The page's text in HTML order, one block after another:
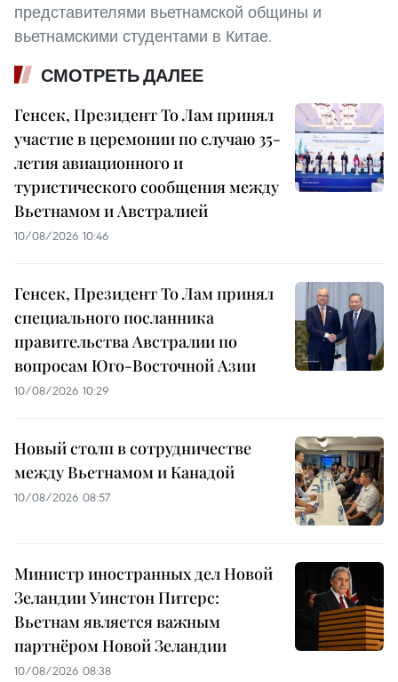
представителями вьетнамской общины и
вьетнамскими студентами в Китае.
СМОТРЕТЬ ДАЛЕЕ
Генсек, Президент То Лам принял
участие в церемонии по случаю 35-
летия авиационного и
туристического сообщения между
Вьетнамом и Австралией
10/08/2026 10:46
Генсек, Президент То Лам принял
специального посланника
правительства Австралии по
вопросам Юго-Восточной Азии
10/08/2026 10:29
Новый столп в сотрудничестве
между Вьетнамом и Канадой
10/08/2026 08:57
Министр иностранных дел Новой
Зеландии Уинстон Питерс:
Вьетнам является важным
партнёром Новой Зеландии
10/08/2026 08:38